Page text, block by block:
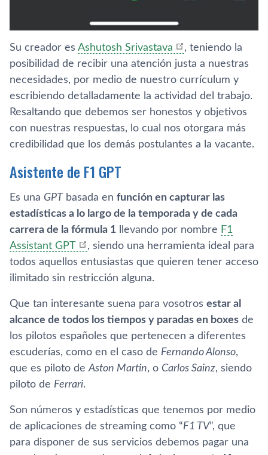
Su creador es Ashutosh Srivastava
, teniendo la
posibilidad de recibir una atención justa a nuestras
necesidades, por medio de nuestro currículum y
escribiendo detalladamente la actividad del trabajo.
Resaltando que debemos ser honestos y objetivos
con nuestras respuestas, lo cual nos otorgara más
credibilidad que los demás postulantes a la vacante.
Asistente de F1 GPT
Es una GPT basada en función en capturar las
estadísticas a lo largo de la temporada y de cada
carrera de la fórmula 1 llevando por nombre F1
Assistant GPT
, siendo una herramienta ideal para
todos aquellos entusiastas que quieren tener acceso
ilimitado sin restricción alguna.
Que tan interesante suena para vosotros estar al
alcance de todos los tiempos y paradas en boxes de
los pilotos españoles que pertenecen a diferentes
escuderías, como en el caso de Fernando Alonso,
que es piloto deAston Martin, o Carlos Sainz, siendo
piloto de Ferrari.
Son números y estadísticas que tenemos por medio
de aplicaciones de streaming como “F1 TV”, que
para disponer de sus servicios debemos pagar una